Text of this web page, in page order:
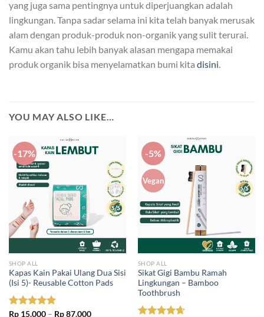
yang juga sama pentingnya untuk diperjuangkan adalah
lingkungan. Tanpa sadar selama ini kita telah banyak merusak
alam dengan produk-produk non-organik yang sulit terurai.
Kamu akan tahu lebih banyak alasan mengapa memakai
produk organik bisa menyelamatkan bumi kita disini.
YOU MAY ALSO LIKE…
-17%
SHOP ALL
Kapas Kain Pakai Ulang Dua Sisi
(Isi 5)- Reusable Cotton Pads
Rated5.00
Rp15.000 – Rp87.000Price
-5%
Vegan
SHOP ALL
Sikat Gigi Bambu Ramah
Lingkungan – Bamboo
Toothbrush